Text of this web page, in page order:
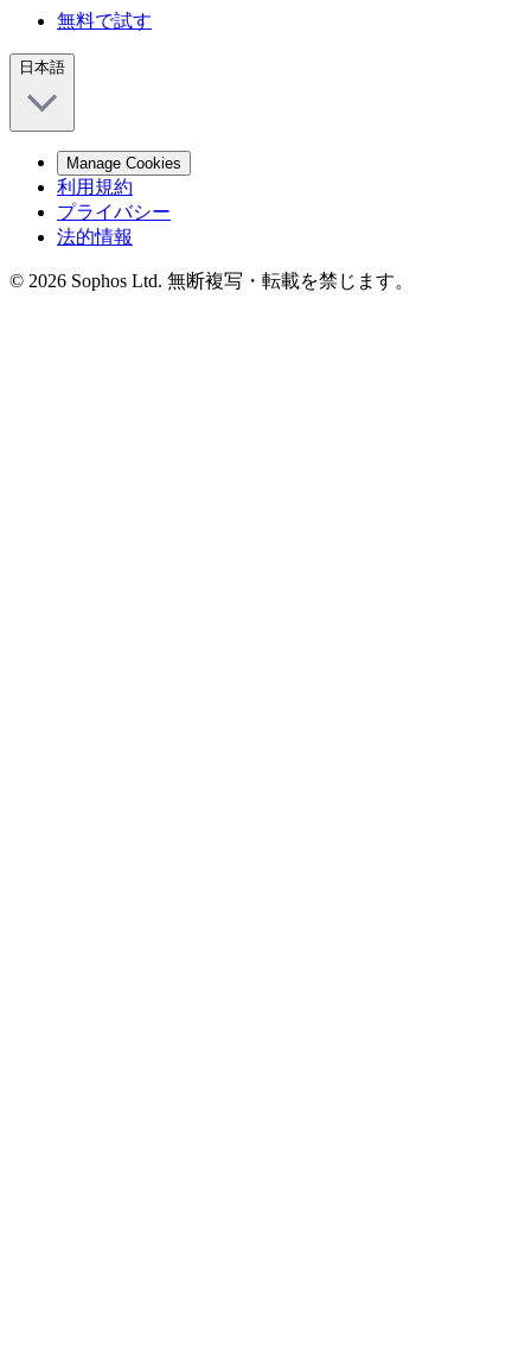
無料で試す
日本語
Manage Cookies
利用規約
プライバシー
法的情報
© 2026 Sophos Ltd. 無断複写・転載を禁じます。